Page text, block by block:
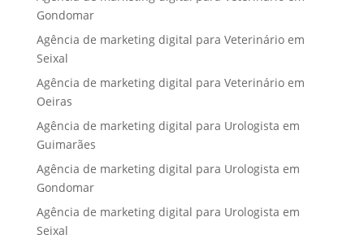
Gondomar
Agência de marketing digital para Veterinário em
Seixal
Agência de marketing digital para Veterinário em
Oeiras
Agência de marketing digital para Urologista em
Guimarães
Agência de marketing digital para Urologista em
Gondomar
Agência de marketing digital para Urologista em
Seixal